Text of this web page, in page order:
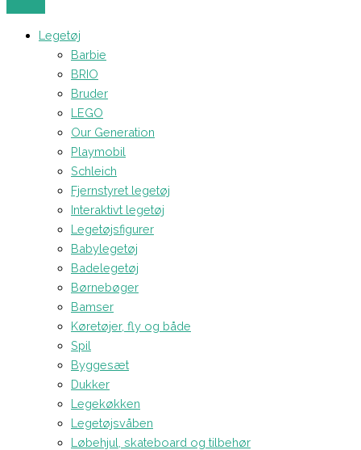
Legetøj
Barbie
BRIO
Bruder
LEGO
Our Generation
Playmobil
Schleich
Fjernstyret legetøj
Interaktivt legetøj
Legetøjsfigurer
Babylegetøj
Badelegetøj
Børnebøger
Bamser
Køretøjer, fly og både
Spil
Byggesæt
Dukker
Legekøkken
Legetøjsvåben
Løbehjul, skateboard og tilbehør